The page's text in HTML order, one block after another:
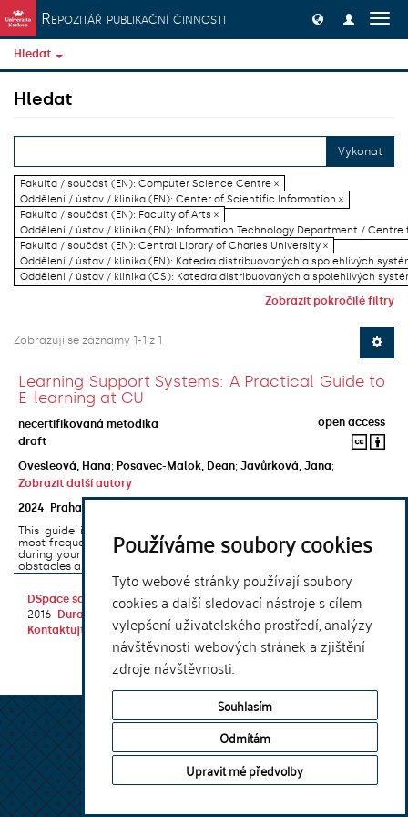
Používáme soubory cookies
Tyto webové stránky používají soubory
cookies a další sledovací nástroje s cílem
vylepšení uživatelského prostředí, analýzy
návštěvnosti webových stránek a zjištění
zdroje návštěvnosti.
Souhlasím
Odmítám
Upravit mé předvolby
Přeskočit na obsah
Repozitář publikační činnosti
Hledat
Hledat
Vykonat
Fakulta / součást (EN): Computer Science Centre ×
Oddělení / ústav / klinika (EN): Center of Scientific Information ×
Fakulta / součást (EN): Faculty of Arts ×
Oddělení / ústav / klinika (EN): Information Technology Department / Centre
Fakulta / součást (EN): Central Library of Charles University ×
Oddělení / ústav / klinika (EN): Katedra distribuovaných a spolehlivých
Oddělení / ústav / klinika (CS): Katedra distribuovaných a spolehlivých
Zobrazit pokročilé filtry
Zobrazují se záznamy 1-1 z 1
Learning Support Systems: A Practical Guide to
E-learning at CU
necertifikovaná metodika
open access
draft
Ovesleová, Hana; Posavec-Malok, Dean; Javůrková, Jana;
Zobrazit další autory
2024
Praha
This guide introduces the e-learning support tools that are used
most frequently at Charles University and that you may encounter
during your studies. It will also help you to avoid the most common
obstacles associated ...
DSpace softwarecopyright © 2002-
2016
DuraSpace
Kontaktujte nás |Vyjádření názoru
Theme by